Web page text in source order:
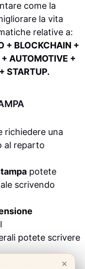
come la
la vita
relative a:
+ BLOCKCHAIN +
+ AUTOMOTIVE +
STARTUP.
richiedere una
al reparto
potete
scrivendo
potete scrivere
del
×